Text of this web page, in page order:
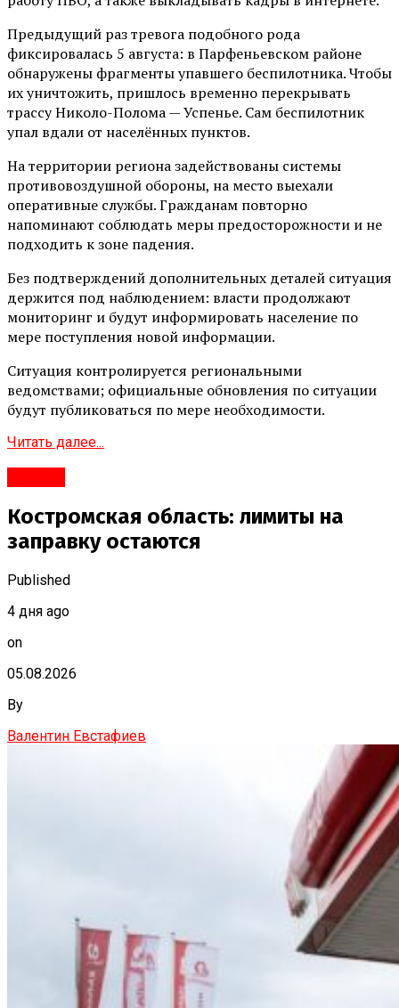
Предыдущий раз тревога подобного рода
фиксировалась 5 августа: в Парфеньевском районе
обнаружены фрагменты упавшего беспилотника. Чтобы
их уничтожить, пришлось временно перекрывать
трассу Николо-Полома — Успенье. Сам беспилотник
упал вдали от населённых пунктов.
На территории региона задействованы системы
противовоздушной обороны, на место выехали
оперативные службы. Гражданам повторно
напоминают соблюдать меры предосторожности и не
подходить к зоне падения.
Без подтверждений дополнительных деталей ситуация
держится под наблюдением: власти продолжают
мониторинг и будут информировать население по
мере поступления новой информации.
Ситуация контролируется региональными
ведомствами; официальные обновления по ситуации
будут публиковаться по мере необходимости.
Читать далее...
Костромская область: лимиты на
заправку остаются
Published
4 дня ago
on
05.08.2026
By
Валентин Евстафиев